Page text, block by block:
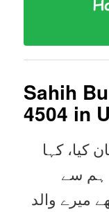
Sahih
4504 in
کیا، کہا
ہم سے
میرے والد